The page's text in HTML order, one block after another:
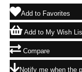
Add to Favorites
Add to My Wish
Compare
Notify me when the